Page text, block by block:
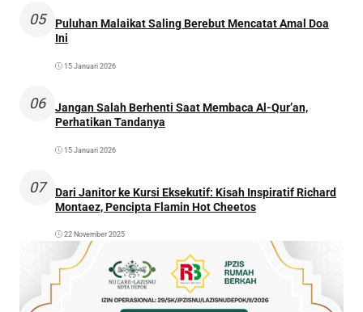
05
Puluhan Malaikat Saling Berebut Mencatat Amal Doa
Ini
15 Januari 2026
06
Jangan Salah Berhenti Saat Membaca Al-Qur’an,
Perhatikan Tandanya
15 Januari 2026
07
Dari Janitor ke Kursi Eksekutif: Kisah Inspiratif Richard
Montaez, Pencipta Flamin Hot Cheetos
22 November 2025